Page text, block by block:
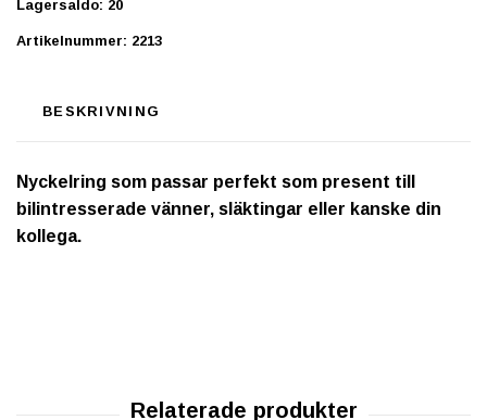
Lagersaldo: 20
Artikelnummer: 2213
BESKRIVNING
Nyckelring som passar perfekt som present till
bilintresserade vänner, släktingar eller kanske din
kollega.